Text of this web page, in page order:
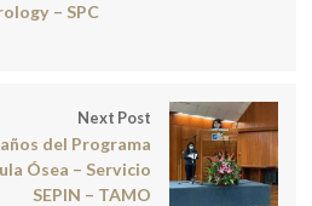
– SPC
Next Post
del Programa
Ósea – Servicio
SEPIN – TAMO